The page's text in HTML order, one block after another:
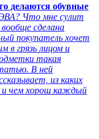
делаются обувные
Что мне сулит
сделана
покупатель хочет
в грязь лицом и
такая
В ней
из каких
и чем хорош каждый